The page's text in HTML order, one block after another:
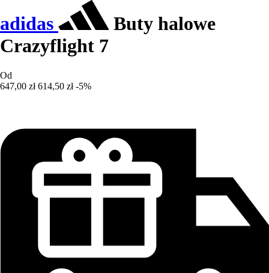
adidas
Buty halowe
Crazyflight 7
Od
647,00 zł 614,50 zł -5%